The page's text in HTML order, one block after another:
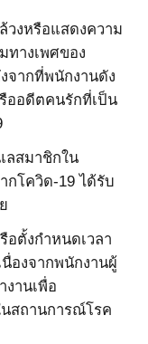
วงหรือแสดงความ
ทางเพศของ
จากที่พนักงานดัง
ออดีตคนรักที่เป็น
ลสมาชิกใน
กโควิด-19ได้รับ
ตั้งกำหนดเวลา
องจากพนักงานผู้
านเพื่อ
สถานการณ์โรค